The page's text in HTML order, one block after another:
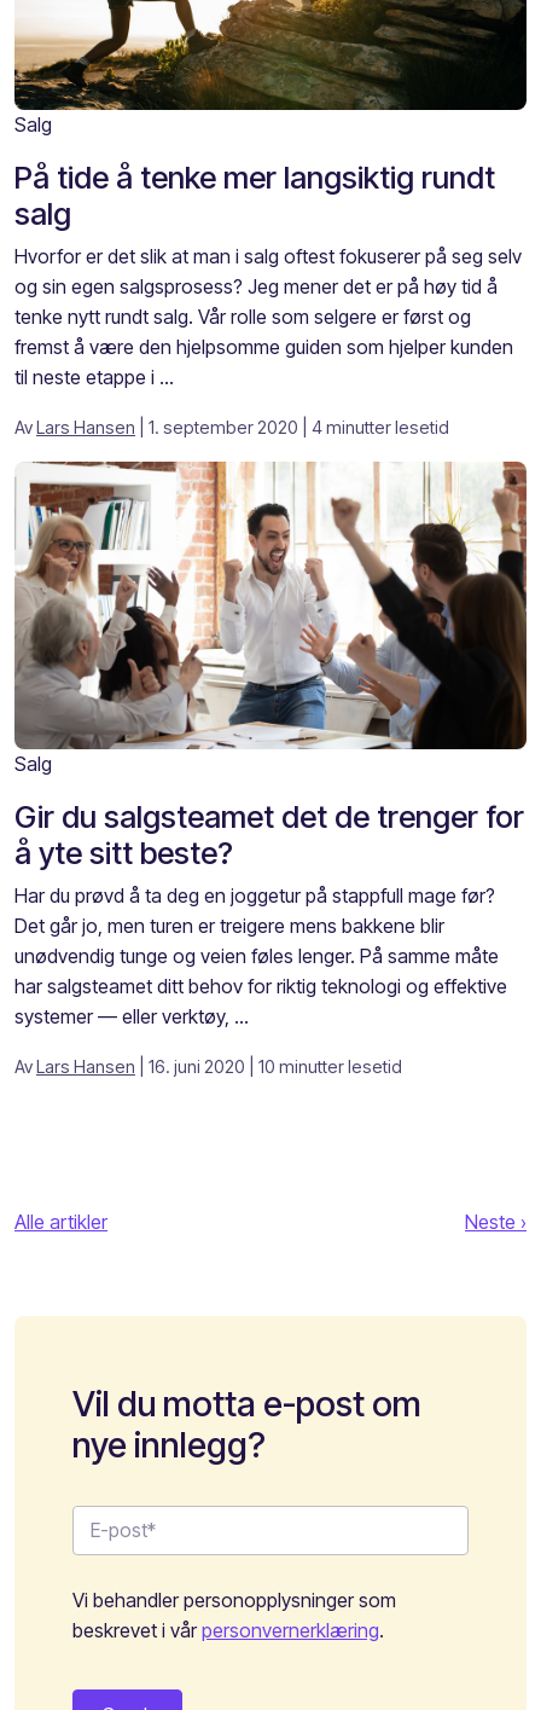
Salg
På tide å tenke mer langsiktig rundt
salg
Hvorfor er det slik at man i salg oftest fokuserer på seg selv
og sin egen salgsprosess? Jeg mener det er på høy tid å
tenke nytt rundt salg. Vår rolle som selgere er først og
fremst å være den hjelpsomme guiden som hjelper kunden
til neste etappe i ...
AvLars Hansen | 1. september 2020 | 4 minutter lesetid
Salg
Gir du salgsteamet det de trenger for
å yte sitt beste?
Har du prøvd å ta deg en joggetur på stappfull mage før?
Det går jo, men turen er treigere mens bakkene blir
unødvendig tunge og veien føles lenger. På samme måte
har salgsteamet ditt behov for riktig teknologi og effektive
systemer — eller verktøy, ...
AvLars Hansen | 16. juni 2020 | 10 minutter lesetid
Alle artikler Neste ›
Vil du motta e-post om
nye innlegg?
Vi behandler personopplysninger som
beskrevet i vårpersonvernerklæring.